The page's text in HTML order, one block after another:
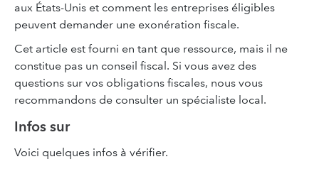
aux États-Unis et comment les entreprises éligibles
peuvent demander une exonération fiscale.
Cet article est fourni en tant que ressource, mais il ne
constitue pas un conseil fiscal. Si vous avez des
questions sur vos obligations fiscales, nous vous
recommandons de consulter un spécialiste local.
Infos sur
Voici quelques infos à vérifier.